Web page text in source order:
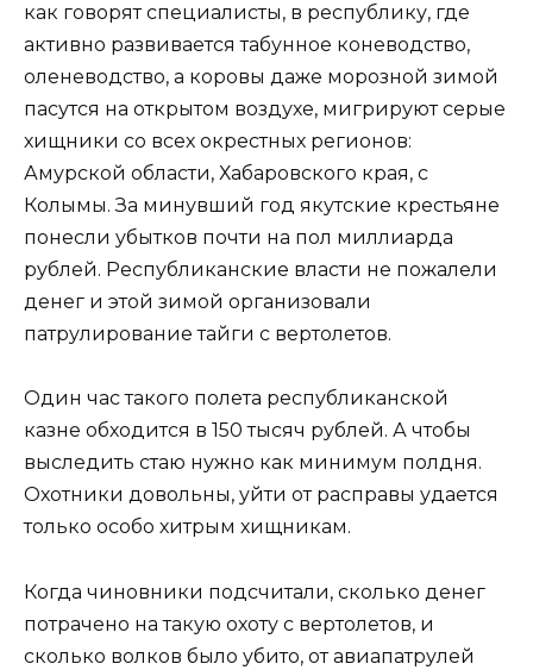
как говорят специалисты, в республику, где
активно развивается табунное коневодство,
оленеводство, а коровы даже морозной зимой
пасутся на открытом воздухе, мигрируют серые
хищники со всех окрестных регионов:
Амурской области, Хабаровского края, с
Колымы. За минувший год якутские крестьяне
понесли убытков почти на пол миллиарда
рублей. Республиканские власти не пожалели
денег и этой зимой организовали
патрулирование тайги с вертолетов.
Один час такого полета республиканской
казне обходится в 150 тысяч рублей. А чтобы
выследить стаю нужно как минимум полдня.
Охотники довольны, уйти от расправы удается
только особо хитрым хищникам.
Когда чиновники подсчитали, сколько денег
потрачено на такую охоту с вертолетов, и
сколько волков было убито, от авиапатрулей